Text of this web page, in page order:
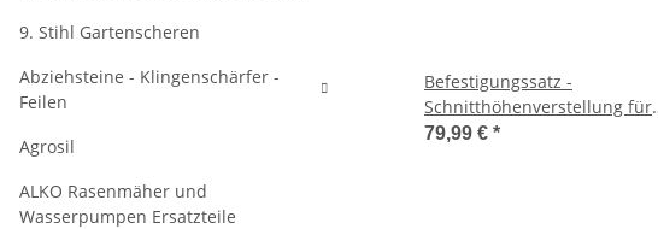
Befestigungssatz -
Schnitthöhenverstellung für
Yamaha Rasenmäher 342 - NL
79,99 € *
9. Stihl Gartenscheren
Abziehsteine - Klingenschärfer -
Feilen
Agrosil
ALKO Rasenmäher und
Wasserpumpen Ersatzteile